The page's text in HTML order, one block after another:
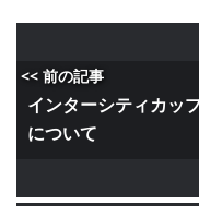
<< 前の記事
インターシティカッ
について